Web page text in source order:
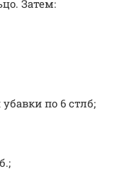
Затем:
по 6 стлб;